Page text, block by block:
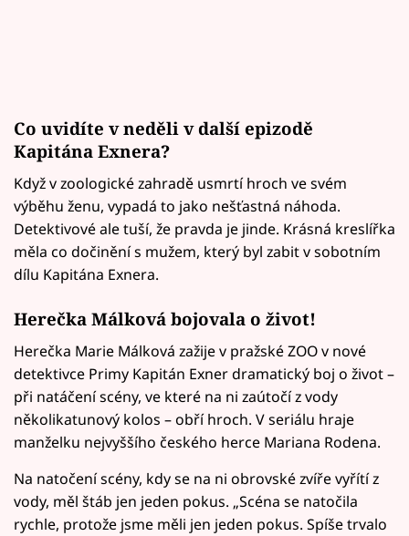
Co uvidíte v neděli v další epizodě
Kapitána Exnera?
Když v zoologické zahradě usmrtí hroch ve svém
výběhu ženu, vypadá to jako nešťastná náhoda.
Detektivové ale tuší, že pravda je jinde. Krásná kreslířka
měla co dočinění s mužem, který byl zabit v sobotním
dílu Kapitána Exnera.
Herečka Málková bojovala o život!
Herečka Marie Málková zažije v pražské ZOO v nové
detektivce Primy Kapitán Exner dramatický boj o život –
při natáčení scény, ve které na ni zaútočí z vody
několikatunový kolos – obří hroch. V seriálu hraje
manželku nejvyššího českého herce Mariana Rodena.
Na natočení scény, kdy se na ni obrovské zvíře vyřítí z
vody, měl štáb jen jeden pokus. „Scéna se natočila
rychle, protože jsme měli jen jeden pokus. Spíše trvalo